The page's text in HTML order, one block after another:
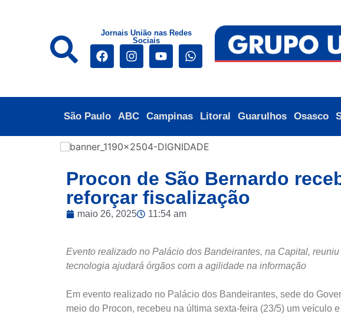
Jornais União nas Redes
Sociais
São Paulo ABC Campinas Litoral Guarulhos Osasco
Procon de São Bernardo
reforçar fiscalização
maio 26, 2025 11:54 am
Evento realizado no Palácio dos Bandeirantes, na Capital,
tecnologia ajudará órgãos com a agilidade na informação
Em evento realizado no Palácio dos Bandeirantes, sede do
meio do Procon, recebeu na última sexta-feira (23/5) um veículo